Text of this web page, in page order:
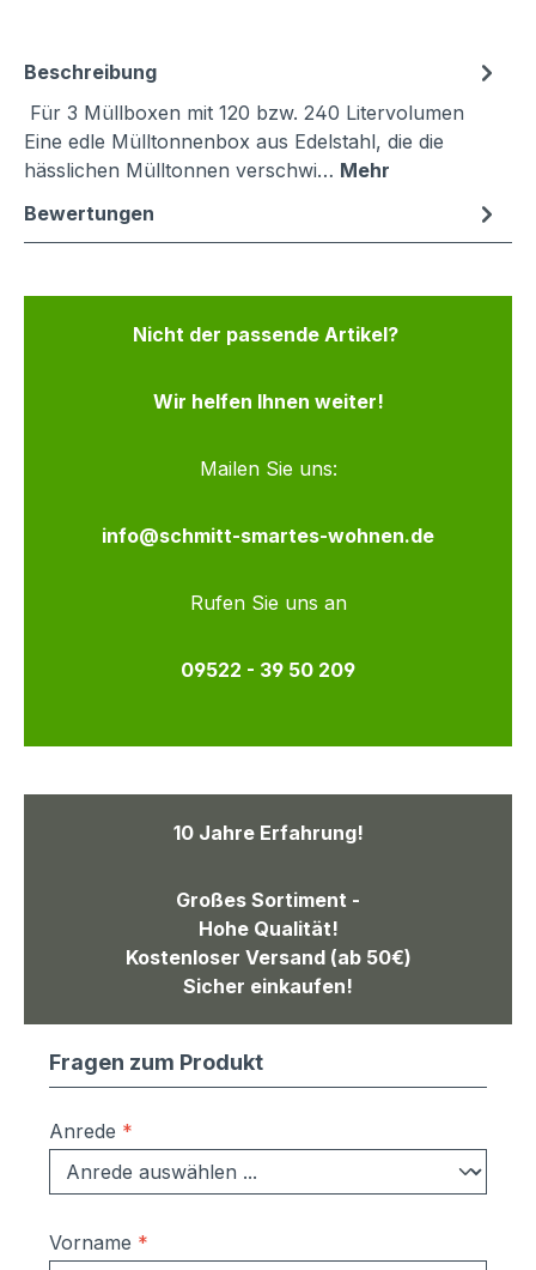
Beschreibung
Für 3 Müllboxen mit 120 bzw. 240 Litervolumen
Eine edle Mülltonnenbox aus Edelstahl, die die
hässlichen Mülltonnen verschwi… Mehr
Bewertungen
Nicht der passende Artikel?
Wir helfen Ihnen weiter!
Mailen Sie uns:
info@schmitt-smartes-wohnen.de
Rufen Sie uns an
09522 - 39 50 209
10 Jahre Erfahrung!
Großes Sortiment -
Hohe Qualität!
Kostenloser Versand (ab 50€)
Sicher einkaufen!
Fragen zum Produkt
Anrede *
Vorname *